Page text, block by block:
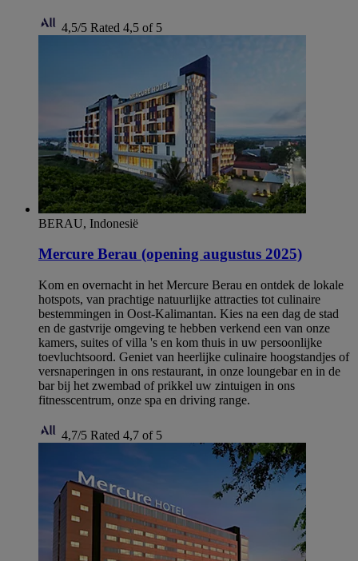
4,5/5 Rated 4,5 of 5
BERAU, Indonesië
Mercure Berau (opening augustus 2025)
Kom en overnacht in het Mercure Berau en ontdek de lokale
hotspots, van prachtige natuurlijke attracties tot culinaire
bestemmingen in Oost-Kalimantan. Kies na een dag de stad
en de gastvrije omgeving te hebben verkend een van onze
kamers, suites of villa 's en kom thuis in uw persoonlijke
toevluchtsoord. Geniet van heerlijke culinaire hoogstandjes of
versnaperingen in ons restaurant, in onze loungebar en in de
bar bij het zwembad of prikkel uw zintuigen in ons
fitnesscentrum, onze spa en driving range.
4,7/5 Rated 4,7 of 5